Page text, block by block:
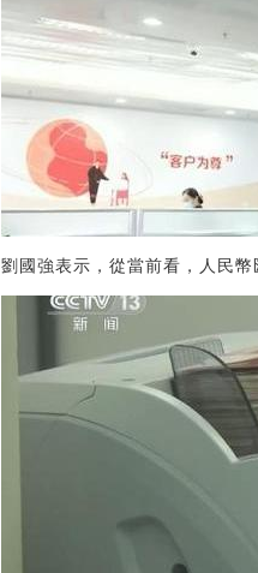
劉國強表示，從當前看，人民